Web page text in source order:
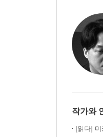
작가와
[읽다]